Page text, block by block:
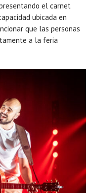
el carnet
ubicada en
que las personas
a la feria